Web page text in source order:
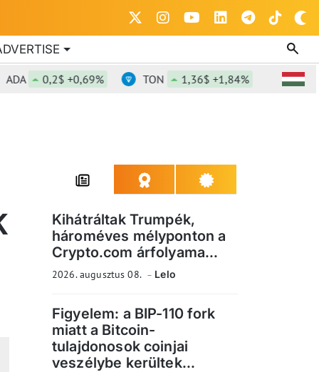
0,2$ +0,69% TON 1,36$ +1,84%
Kihátráltak Trumpék,
hároméves mélyponton a
Crypto.com árfolyama...
2026. augusztus 08. Lelo
Figyelem: a BIP-110 fork
miatt a Bitcoin-
tulajdonosok coinjai
veszélybe kerültek...